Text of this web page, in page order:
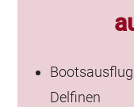
Delfinen